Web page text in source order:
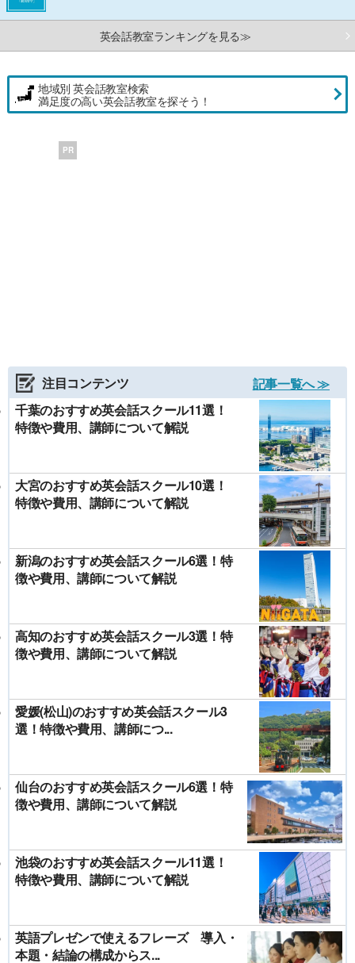
英会話教室ランキングを見る≫
地域別 英会話教室検索
満足度の高い英会話教室を探そう！
PR
注目コンテンツ
記事一覧へ ≫
千葉のおすすめ英会話スクール11選！
特徴や費用、講師について解説
大宮のおすすめ英会話スクール10選！
特徴や費用、講師について解説
新潟のおすすめ英会話スクール6選！特
徴や費用、講師について解説
高知のおすすめ英会話スクール3選！特
徴や費用、講師について解説
愛媛(松山)のおすすめ英会話スクール3
選！特徴や費用、講師につ...
仙台のおすすめ英会話スクール6選！特
徴や費用、講師について解説
池袋のおすすめ英会話スクール11選！
特徴や費用、講師について解説
英語プレゼンで使えるフレーズ 導入・
本題・結論の構成からス...